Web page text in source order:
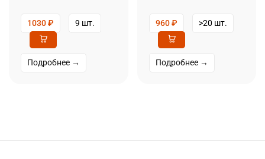
1030₽ 9 шт.
Подробнее →
960₽ >20 шт.
Подробнее →